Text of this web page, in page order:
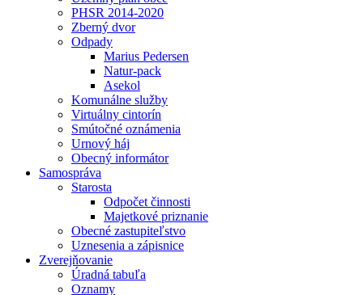
PHSR 2014-2020
Zberný dvor
Odpady
Marius Pedersen
Natur-pack
Asekol
Komunálne služby
Virtuálny cintorín
Smútočné oznámenia
Urnový háj
Obecný informátor
Samospráva
Starosta
Odpočet činnosti
Majetkové priznanie
Obecné zastupiteľstvo
Uznesenia a zápisnice
Zverejňovanie
Úradná tabuľa
Oznamy